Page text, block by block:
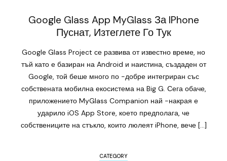
Google Glass App MyGlass За IPhone
Пуснат, Изтеглете Го Тук
Google Glass Project се развива от известно време, но
тъй като е базиран на Android и наистина, създаден от
Google, той беше много по -добре интегриран със
собствената мобилна екосистема на Big G. Сега обаче,
приложението MyGlass Companion най -накрая е
ударило iOS App Store, което предполага, че
собствениците на стъкло, които люлеят iPhone, вече […]
CATEGORY